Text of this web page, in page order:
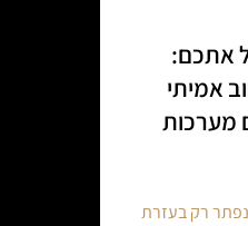
אתכם:
אמיתי
מערכות
רק בעזרת